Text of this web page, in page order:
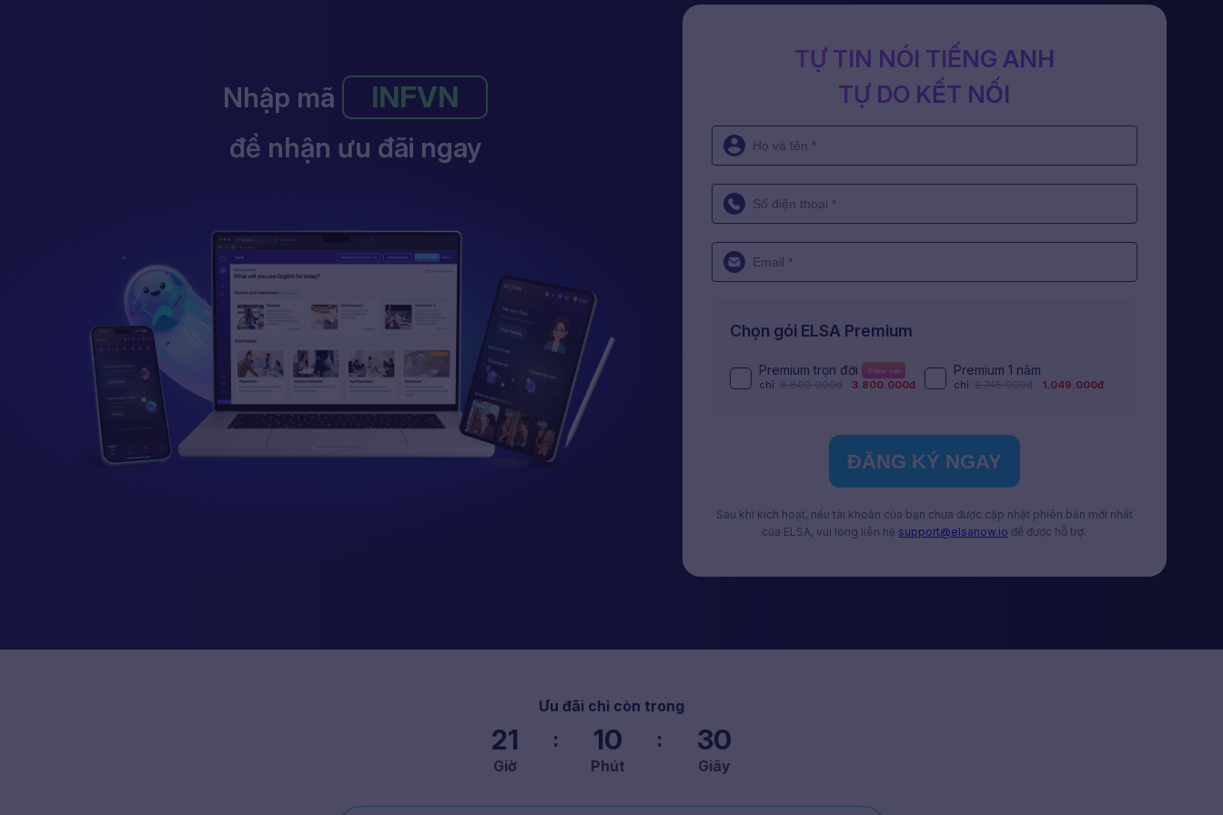
Nhập mã INFVN
để nhận ưu đãi ngay
TỰ TIN NÓI TIẾNG ANH
TỰ DO KẾT NỐI
Chọn gói ELSA Premium
Premium trọn đời Best Seller
chỉ: 8.800.000đ 3.800.000đ
Premium 1 năm
chỉ: 2.745.000đ 1.049.000đ
ĐĂNG KÝ NGAY
Sau khi kích hoạt, nếu tài khoản của bạn chưa được cập nhật phiên bản mới nhất
của ELSA, vui lòng liên hệ support@elsanow.io để được hỗ trợ.
Ưu đãi chỉ còn trong
21
Giờ
: 10
Phút
: 29
Giây